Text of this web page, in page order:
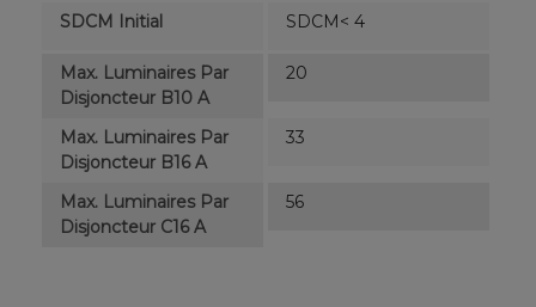
SDCM Initial SDCM< 4
Max. Luminaires Par
Disjoncteur B10 A
20
Max. Luminaires Par
Disjoncteur B16 A
33
Max. Luminaires Par
Disjoncteur C16 A
56